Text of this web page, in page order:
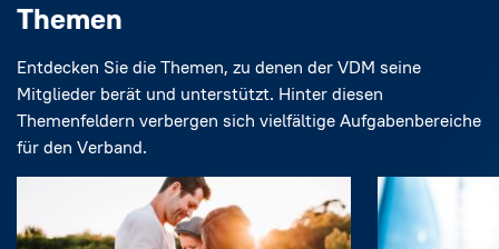
Themen
Entdecken Sie die Themen, zu denen der VDM seine
Mitglieder berät und unterstützt. Hinter diesen
Themenfeldern verbergen sich vielfältige Aufgabenbereiche
für den Verband.